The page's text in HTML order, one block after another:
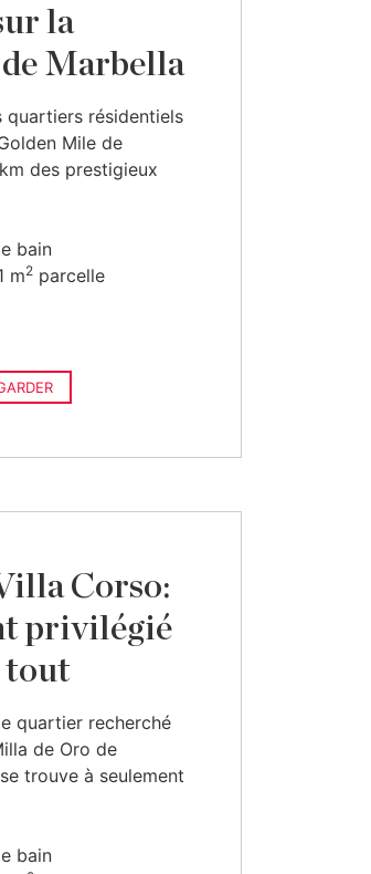
la
Marbella
quartiers résidentiels
Mile de
des prestigieux
bain
m2 parcelle
Corso:
privilégié
tout
quartier recherché
de Oro de
trouve à seulement
bain